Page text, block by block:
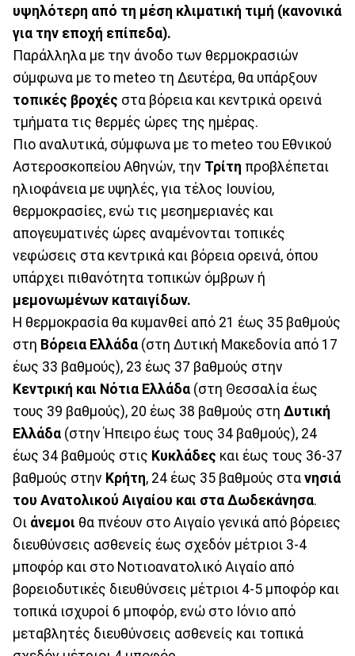
υψηλότερη από τη μέση κλιματική τιμή (κανονικά
για την εποχή επίπεδα).
Παράλληλα με την άνοδο των θερμοκρασιών
σύμφωνα με το meteo τη Δευτέρα, θα υπάρξουν
τοπικές βροχές στα βόρεια και κεντρικά ορεινά
τμήματα τις θερμές ώρες της ημέρας.
Πιο αναλυτικά, σύμφωνα με το meteo του Εθνικού
Αστεροσκοπείου Αθηνών, την Τρίτη προβλέπεται
ηλιοφάνεια με υψηλές, για τέλος Ιουνίου,
θερμοκρασίες, ενώ τις μεσημεριανές και
απογευματινές ώρες αναμένονται τοπικές
νεφώσεις στα κεντρικά και βόρεια ορεινά, όπου
υπάρχει πιθανότητα τοπικών όμβρων ή
μεμονωμένων καταιγίδων.
Η θερμοκρασία θα κυμανθεί από 21 έως 35 βαθμούς
στη Βόρεια Ελλάδα (στη Δυτική Μακεδονία από 17
έως 33 βαθμούς), 23 έως 37 βαθμούς στην
Κεντρική και Νότια Ελλάδα (στη Θεσσαλία έως
τους 39 βαθμούς), 20 έως 38 βαθμούς στη Δυτική
Ελλάδα (στην Ήπειρο έως τους 34 βαθμούς), 24
έως 34 βαθμούς στις Κυκλάδες και έως τους 36-37
βαθμούς στην Κρήτη, 24 έως 35 βαθμούς στα νησιά
του Ανατολικού Αιγαίου και στα Δωδεκάνησα.
Οι άνεμοι θα πνέουν στο Αιγαίο γενικά από βόρειες
διευθύνσεις ασθενείς έως σχεδόν μέτριοι 3-4
μποφόρ και στο Νοτιοανατολικό Αιγαίο από
βορειοδυτικές διευθύνσεις μέτριοι 4-5 μποφόρ και
τοπικά ισχυροί 6 μποφόρ, ενώ στο Ιόνιο από
μεταβλητές διευθύνσεις ασθενείς και τοπικά